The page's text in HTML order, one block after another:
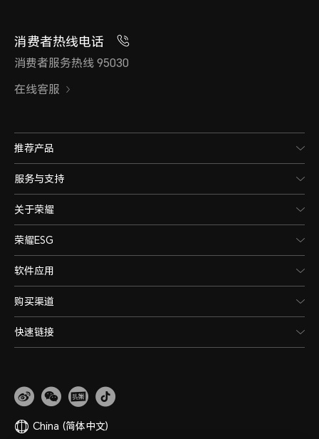
消费者热线电话
消费者服务热线 95030
在线客服
推荐产品
服务与支持
关于荣耀
荣耀ESG
软件应用
购买渠道
快速链接
China (简体中文)